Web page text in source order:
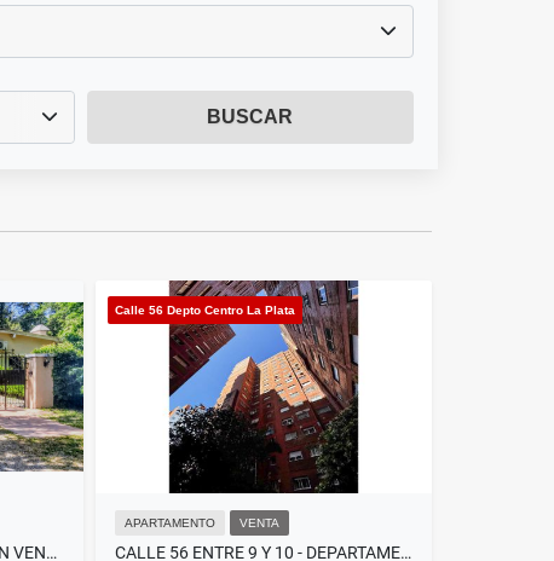
BUSCAR
425 ENTRE 135 Y 136 - CASA EN VENTA
Calle 56 Depto Centro La Plata
APARTAMENTO VENTA
CALLE 56 ENTRE 9 Y 10 - DEPARTAMENTO EN VENTA